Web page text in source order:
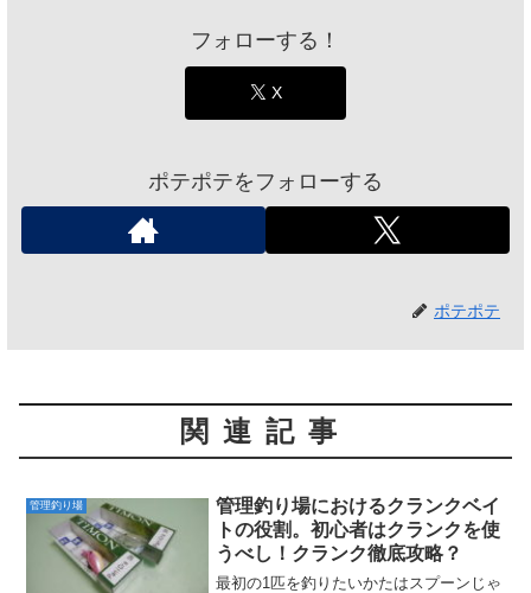
フォローする！
X
ポテポテをフォローする
ポテポテ
関連記事
管理釣り場
管理釣り場におけるクランクベイ
トの役割。初心者はクランクを使
うべし！クランク徹底攻略？
最初の1匹を釣りたいかたはスプーンじゃ